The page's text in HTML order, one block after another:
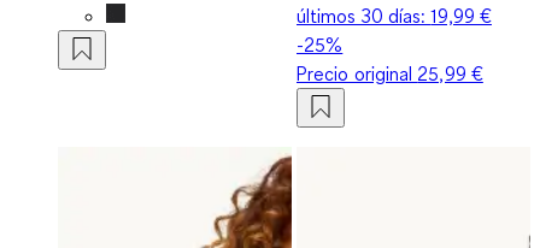
últimos 30 días:19,99 €
-25%
Precio original 25,99 €